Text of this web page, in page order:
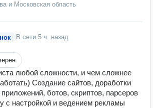
и Московская область
В сети 5 ч. назад
любой сложности, и чем сложнее
Создание сайтов, доработки
ботов, скриптов, парсеров
с настройкой и ведением рекламы